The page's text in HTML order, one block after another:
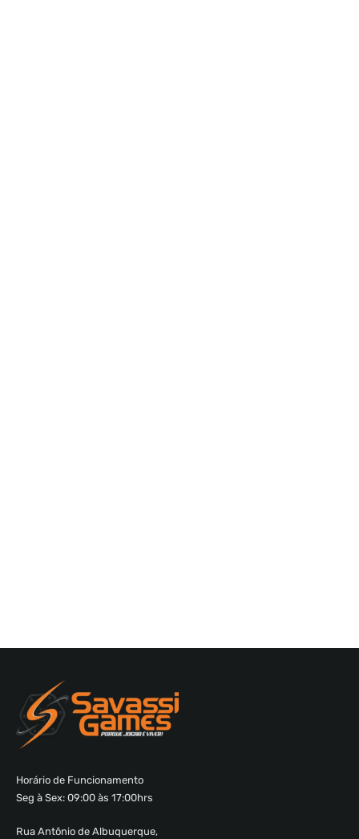
Horário de Funcionamento
Seg à Sex: 09:00 às 17:00hrs
Rua Antônio de Albuquerque,